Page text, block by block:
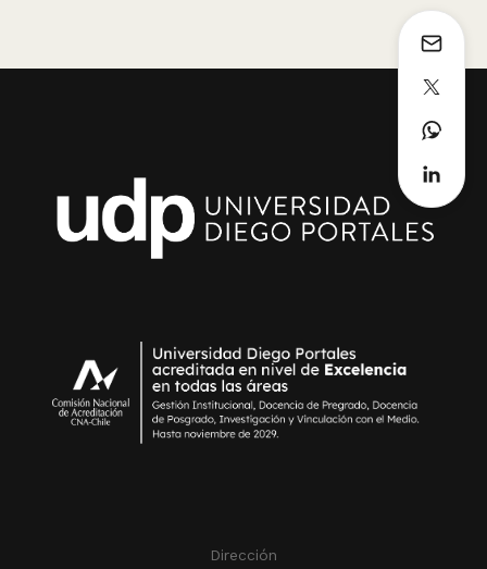
Dirección